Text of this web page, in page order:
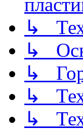
↳
↳
↳
↳
↳